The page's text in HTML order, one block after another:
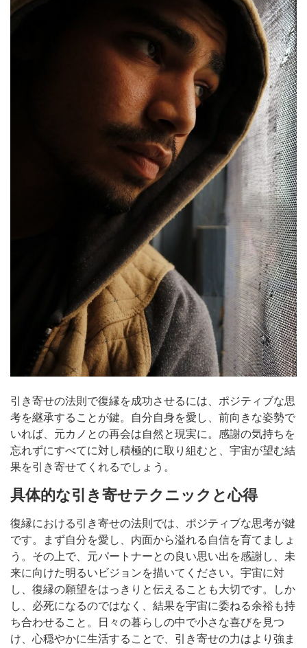
引き寄せの法則で復縁を成功させるには、ポジティブな思
考を継承することが鍵。自分自身を愛し、前向きな姿勢で
いれば、元カノとの再会は自然と現実に。感謝の気持ちを
忘れずにすべてに対し積極的に取り組むと、宇宙が望む結
果を引き寄せてくれるでしょう。
具体的な引き寄せテクニックと心得
復縁における引き寄せの法則では、ポジティブな思考が鍵
です。まず自分を愛し、内面から溢れる自信を育てましょ
う。その上で、元パートナーとの良い思い出を感謝し、未
来に向けた明るいビジョンを描いてください。宇宙に対
し、復縁の願望をはっきりと伝えることも大切です。しか
し、必死になるのではなく、結果を宇宙に委ねる余裕も持
ち合わせること。日々の暮らしの中で小さな喜びを見つ
け、心穏やかに生活することで、引き寄せの力はより強ま